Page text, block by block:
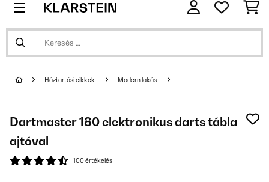
Háztartási cikkek Modern lakás
Dartmaster 180 elektronikus darts tábla
ajtóval
100 értékelés